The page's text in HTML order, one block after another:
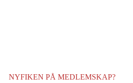
NYFIKEN PÅ MEDLEMSKAP?